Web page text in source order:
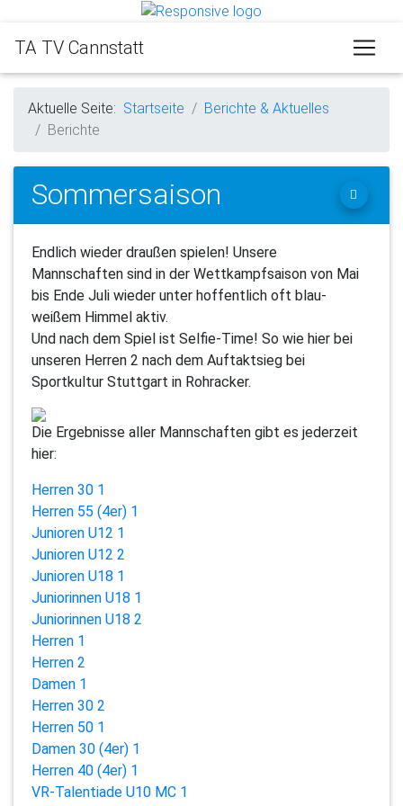
TA TV Cannstatt
Aktuelle Seite: Startseite
Berichte & Aktuelles
Berichte
Sommersaison
Endlich wieder draußen spielen! Unsere
Mannschaften sind in der Wettkampfsaison von Mai
bis Ende Juli wieder unter hoffentlich oft blau-
weißem Himmel aktiv.
Und nach dem Spiel ist Selfie-Time! So wie hier bei
unseren Herren 2 nach dem Auftaktsieg bei
Sportkultur Stuttgart in Rohracker.
Die Ergebnisse aller Mannschaften gibt es jederzeit
hier:
Herren 30 1
Herren 55 (4er) 1
Junioren U12 1
Junioren U12 2
Junioren U18 1
Juniorinnen U18 1
Juniorinnen U18 2
Herren 1
Herren 2
Damen 1
Herren 30 2
Herren 50 1
Damen 30 (4er) 1
Herren 40 (4er) 1
VR-Talentiade U10 MC 1